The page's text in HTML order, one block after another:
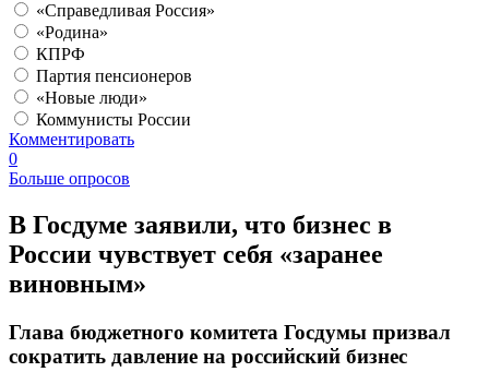
«Справедливая Россия»
«Родина»
КПРФ
Партия пенсионеров
«Новые люди»
Коммунисты России
Комментировать
0
Больше опросов
​В Госдуме заявили, что бизнес в
России чувствует себя «заранее
виновным»
Глава бюджетного комитета Госдумы призвал
сократить давление на российский бизнес